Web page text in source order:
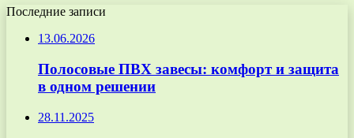
Последние записи
13.06.2026
Полосовые ПВХ завесы: комфорт и защита
в одном решении
28.11.2025